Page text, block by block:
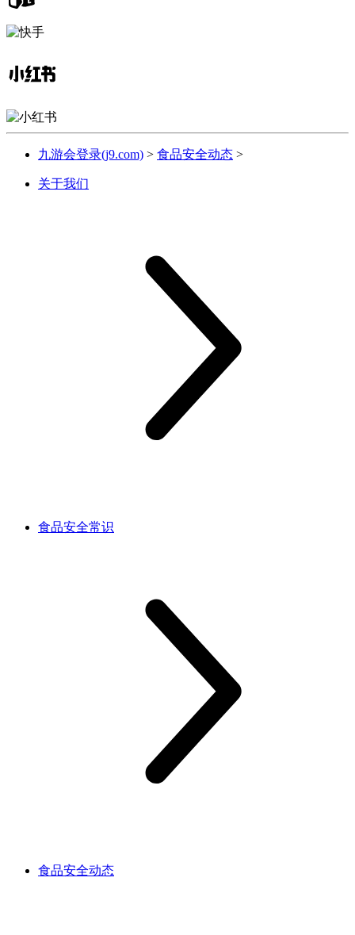
九游会登录(j9.com) > 食品安全动态 >
关于我们
食品安全常识
食品安全动态